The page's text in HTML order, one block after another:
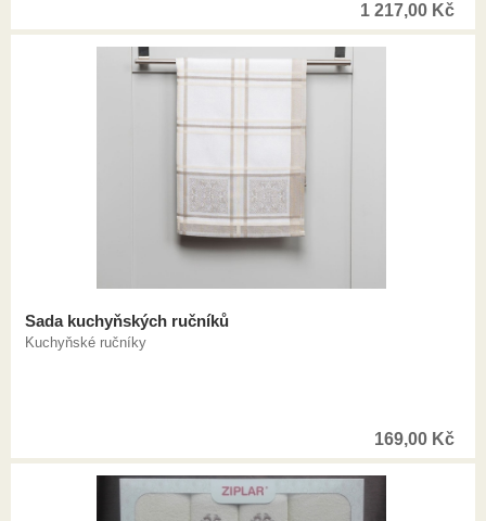
1 217,00 Kč
Sada kuchyňských ručníků
Kuchyňské ručníky
169,00 Kč